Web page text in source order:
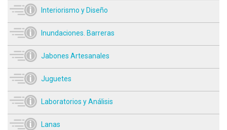
Interiorismo y Diseño
Inundaciones. Barreras
Jabones Artesanales
Juguetes
Laboratorios y Análisis
Lanas